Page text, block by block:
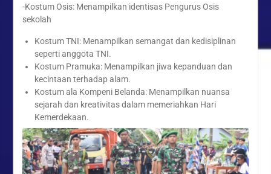
-Kostum Osis: Menampilkan identisas Pengurus Osis
sekolah
Kostum TNI: Menampilkan semangat dan kedisiplinan
seperti anggota TNI.
Kostum Pramuka: Menampilkan jiwa kepanduan dan
kecintaan terhadap alam.
Kostum ala Kompeni Belanda: Menampilkan nuansa
sejarah dan kreativitas dalam memeriahkan Hari
Kemerdekaan.